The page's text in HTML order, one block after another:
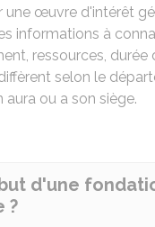
une œuvre d'intérêt
informations à
ressources, durée
selon le
ou a son siège.
d'une
?